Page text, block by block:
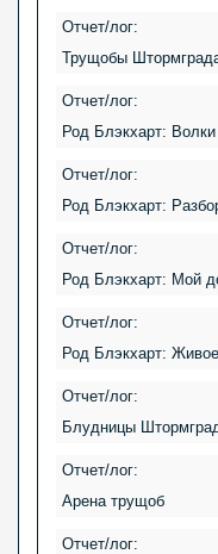
Отчет/лог:
Трущобы
Отчет/лог:
Род Блэкхарт:
Отчет/лог:
Род Блэкхарт:
Отчет/лог:
Род Блэкхарт: Мой
Отчет/лог:
Род Блэкхарт:
Отчет/лог:
Блудницы
Отчет/лог:
Арена трущоб
Отчет/лог: